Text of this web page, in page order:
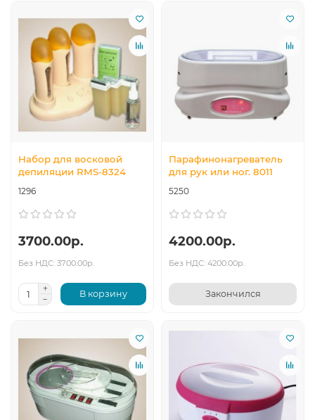
Набор для восковой
депиляции RMS-8324
1296
3700.00р.
Без НДС: 3700.00р.
В корзину
Парафинонагреватель
для рук или ног. 8011
5250
4200.00р.
Без НДС: 4200.00р.
Закончился